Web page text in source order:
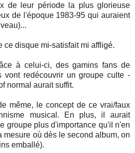
de leur période la plus glorieuse
de l'époque 1983-95 qui auraient
ce disque mi-satisfait mi affligé.
à celui-ci, des gamins fans de
vont redécouvrir un groupe culte -
normal aurait suffit.
même, le concept de ce vrai/faux
musical. En plus, il aurait
groupe plus d'importance qu'il n'en
mesure où dès le second album, on
emballé).